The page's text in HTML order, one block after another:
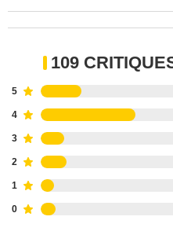
109
5
4
3
2
1
0